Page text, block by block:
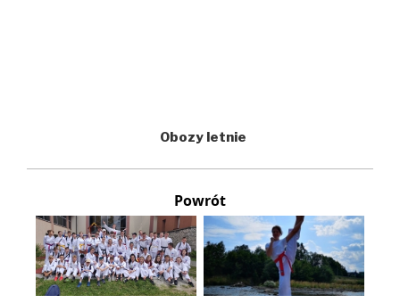
Obozy letnie
Powrót